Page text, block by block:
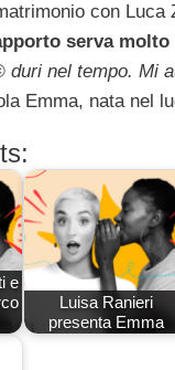
con Luca
serva molto
duri nel tempo. Mi
Emma, nata nel
e
Luisa Ranieri
presenta Emma